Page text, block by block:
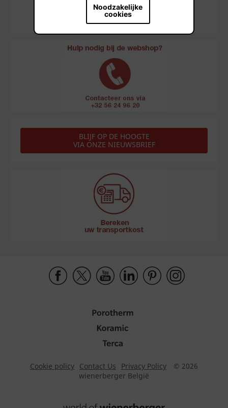
Noodzakelijke
cookies
BLIJF OP DE HOOGTE
VIA ONZE NIEUWSBRIEF
Cookie policy Contact Us Privacy Policy
© 2026
wienerberger België